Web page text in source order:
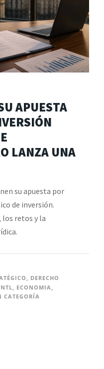
APUESTA
LANZA UNA
su apuesta por
de inversión.
retos y la
, DERECHO
, ECONOMIA,
CATEGORÍA